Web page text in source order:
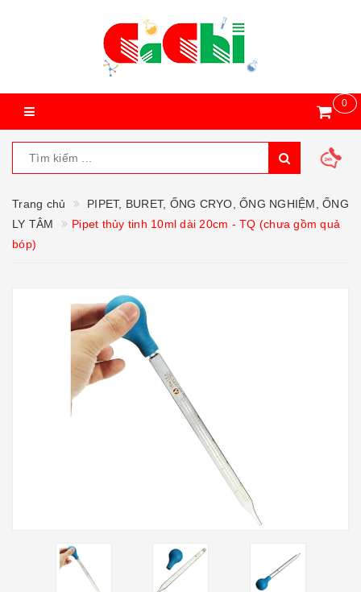
0
Trang chủ
PIPET, BURET, ỐNG CRYO, ỐNG NGHIỆM, ỐNG
LY TÂM
Pipet thủy tinh 10ml dài 20cm - TQ (chưa gồm quả
bóp)